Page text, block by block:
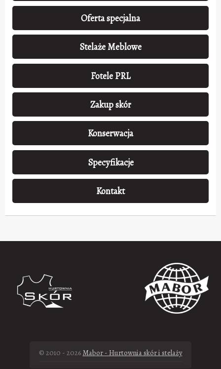
Oferta specjalna
Stelaże Meblowe
Fotele PRL
Zakup skór
Konserwacja
Specyfikacje
Kontakt
© 2010 - 2026 Mabor - Hurtownia skór i stelaży